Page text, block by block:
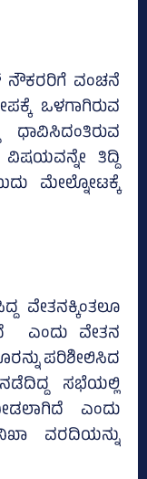
ನೌಕರರಿಗೆ ವಂಚನೆ
ಒಳಗಾಗಿರುವ
ತಿದ್ದಿ
ಮೇಲ್ನೋಟಕ್ಕೆ
ವೇತನಕ್ಕಿಂತಲೂ
ಎಂದು ವೇತನ
ಪರಿಶೀಲಿಸಿದ
ಸಭೆಯಲ್ಲಿ
ಎಂದು
ವರದಿಯನ್ನು